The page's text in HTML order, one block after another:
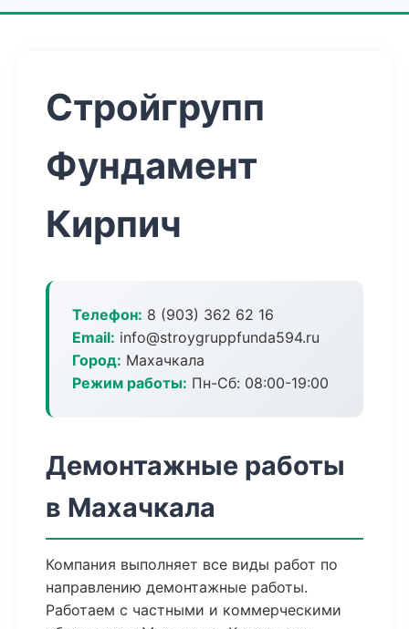
Стройгрупп
Фундамент
Кирпич
Телефон: 8 (903) 362 62 16
Email: info@stroygruppfunda594.ru
Город: Махачкала
Режим работы: Пн-Сб: 08:00-19:00
Демонтажные работы
в Махачкала
Компания выполняет все виды работ по
направлению демонтажные работы.
Работаем с частными и коммерческими